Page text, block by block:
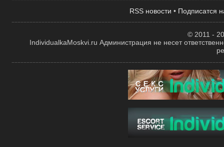
RSS новости • Подписатся
© 2011 -
IndividualkaMoskvi.ru Администрация не несет